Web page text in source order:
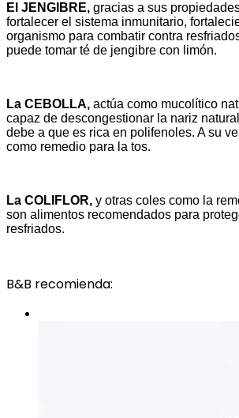
El JENGIBRE, gracias a sus
fortalecer el sistema inmunitario,
organismo para combatir contra
puede tomar té de jengibre con limón.
La CEBOLLA, actúa como mucolítico
capaz de descongestionar la nariz
debe a que es rica en polifenoles. A su
como remedio para la tos.
La COLIFLOR, y otras coles como la
son alimentos recomendados para
resfriados.
B&B recomienda: